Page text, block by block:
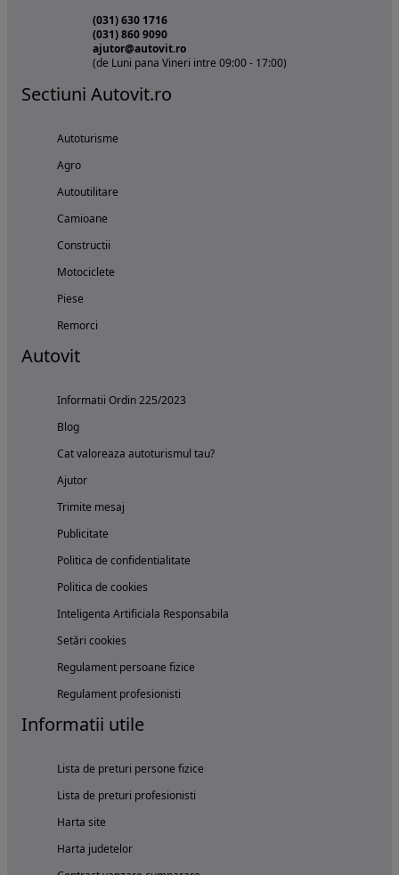
(031) 630 1716
(031) 860 9090
ajutor@autovit.ro
(de Luni pana Vineri intre 09:00 - 17:00)
Sectiuni Autovit.ro
Autoturisme
Agro
Autoutilitare
Camioane
Constructii
Motociclete
Piese
Remorci
Autovit
Informatii Ordin 225/2023
Blog
Cat valoreaza autoturismul tau?
Ajutor
Trimite mesaj
Publicitate
Politica de confidentialitate
Politica de cookies
Inteligenta Artificiala Responsabila
Setări cookies
Regulament persoane fizice
Regulament profesionisti
Informatii utile
Lista de preturi persone fizice
Lista de preturi profesionisti
Harta site
Harta judetelor